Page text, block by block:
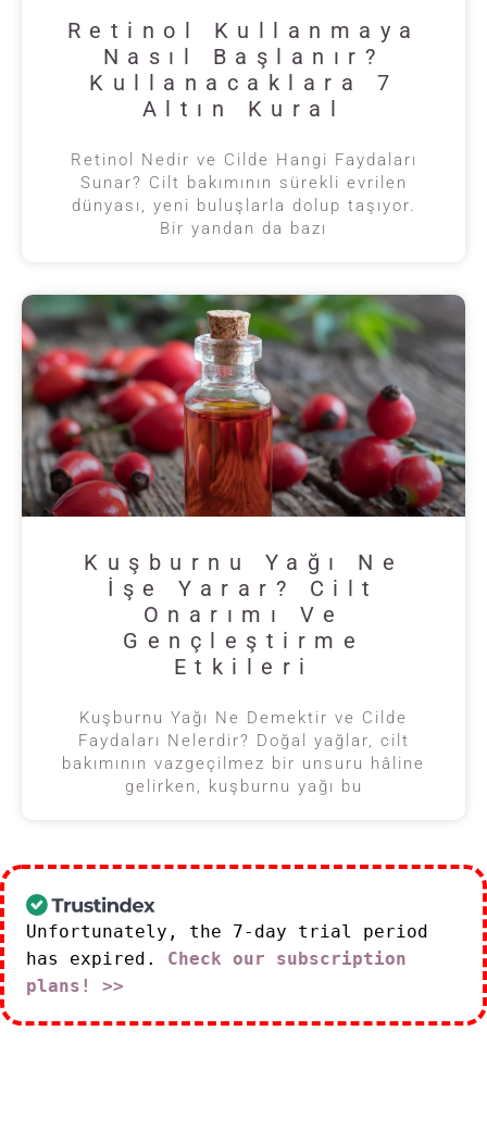
Retinol Kullanmaya
Nasıl Başlanır?
Kullanacaklara 7
Altın Kural
Retinol Nedir ve Cilde Hangi Faydaları
Sunar? Cilt bakımının sürekli evrilen
dünyası, yeni buluşlarla dolup taşıyor.
Bir yandan da bazı
Kuşburnu Yağı Ne
İşe Yarar? Cilt
Onarımı Ve
Gençleştirme
Etkileri
Kuşburnu Yağı Ne Demektir ve Cilde
Faydaları Nelerdir? Doğal yağlar, cilt
bakımının vazgeçilmez bir unsuru hâline
gelirken, kuşburnu yağı bu
Unfortunately, the 7-day trial period
has expired. Check our subscription
plans! >>